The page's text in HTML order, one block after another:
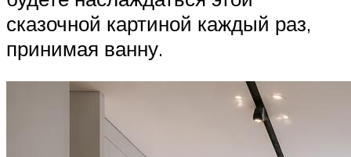
сказочной картиной каждый раз,
принимая ванну.